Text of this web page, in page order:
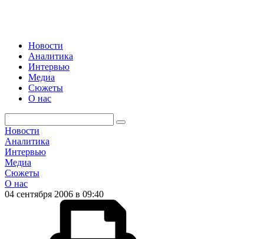
Новости
Аналитика
Интервью
Медиа
Сюжеты
О нас
Новости
Аналитика
Интервью
Медиа
Сюжеты
О нас
04 сентября 2006 в 09:40